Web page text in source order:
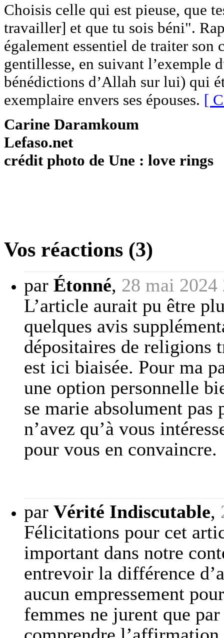
Choisis celle qui est pieuse, que
travailler] et que tu sois béni".
également essentiel de traiter son
gentillesse, en suivant l’exemple
bénédictions d’Allah sur lui) qui
exemplaire envers ses épouses. [
Carine Daramkoum
Lefaso.net
crédit photo de Une : love rings
Vos réactions (3)
par Étonné, 28 mai 2024
L’article aurait pu être
quelques avis
dépositaires de religions
est ici biaisée. Pour ma
une option personnelle
se marie absolument
n’avez qu’à vous
pour vous en convaincre.
par Vérité Indiscutable,
Félicitations pour cet
important dans notre
entrevoir la différence
aucun empressement
femmes ne jurent que